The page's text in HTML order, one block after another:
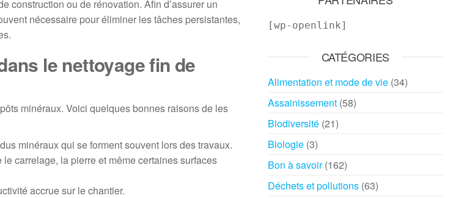
construction ou de rénovation. Afin d’assurer un
nécessaire pour éliminer les tâches persistantes,
le nettoyage fin de
minéraux. Voici quelques bonnes raisons de les
minéraux qui se forment souvent lors des travaux.
carrelage, la pierre et même certaines surfaces
accrue sur le chantier.
[wp-openlink]
CATÉGORIES
Alimentation et mode de vie(34)
Assainissement(58)
Biodiversité(21)
Biologie(3)
Bon à savoir(162)
Déchets et pollutions(63)